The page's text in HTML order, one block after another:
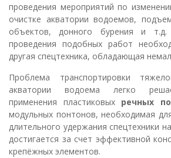
проведения мероприятий по
очистке акватории водоемов,
объектов, донного бурения и
проведения подобных работ
другая спецтехника, обладающая
Проблема транспортировки
акватории водоема легко
применения пластиковых речных
модульных понтонов, необходимая
длительного удержания спецтехники
достигается за счет эффективной
крепёжных элементов.